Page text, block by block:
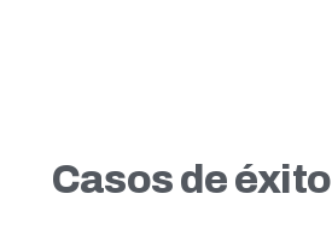
Casos de éxito